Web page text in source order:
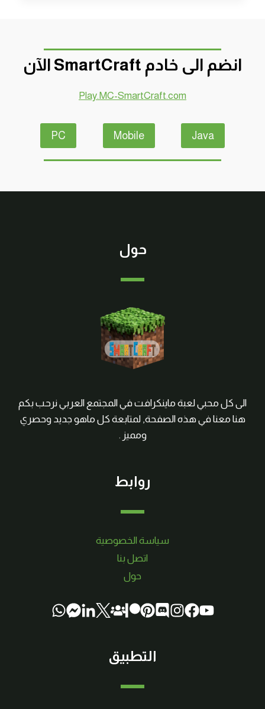
بسهولة
انضم الى خادم SmartCraft الآن
Play.MC-SmartCraft.com
Java
Mobile
PC
حول
الى كل محبي لعبة ماينكرافت في المجتمع العربي نرحب بكم
هنا معنا في هذه الصفحة, لمتابعة كل ماهو جديد وحصري
ومميز .
روابط
سياسة الخصوصية
اتصل بنا
حول
التطبيق